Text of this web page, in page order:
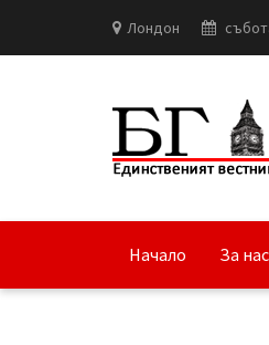
Лондон
Начало За нас